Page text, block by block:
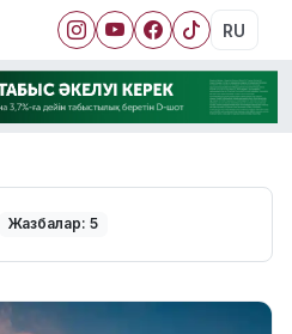
RU
Жазбалар: 5